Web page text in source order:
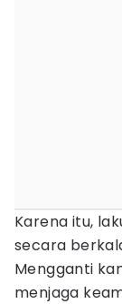
Karena itu,
secara
Mengganti
menjaga